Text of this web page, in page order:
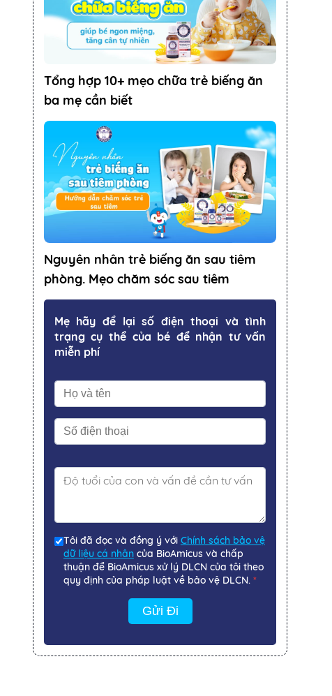
Tổng hợp 10+ mẹo chữa trẻ biếng ăn
ba mẹ cần biết
Nguyên nhân trẻ biếng ăn sau tiêm
phòng. Mẹo chăm sóc sau tiêm
Mẹ hãy để lại số điện thoại và tình
trạng cụ thể của bé để nhận tư vấn
miễn phí
Tôi đã đọc và đồng ý với Chính sách bảo vệ
dữ liệu cá nhâncủa BioAmicus và chấp
thuận để BioAmicus xử lý DLCN của tôi theo
quy định của pháp luật về bảo vệ DLCN. *
Gửi Đi